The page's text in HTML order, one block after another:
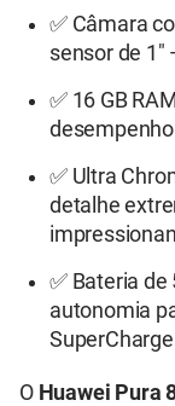
✅ Câmara
sensor de 1"
✅ 16 GB
✅ Ultra
detalhe
✅ Bateria
autonomia
SuperCharge
O Huawei Pura